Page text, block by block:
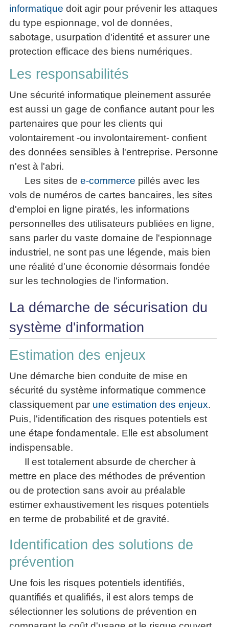
informatique doit agir pour prévenir les attaques
du type espionnage, vol de données,
sabotage, usurpation d'identité et assurer une
protection efficace des biens numériques.
Les responsabilités
Une sécurité informatique pleinement assurée
est aussi un gage de confiance autant pour les
partenaires que pour les clients qui
volontairement -ou involontairement- confient
des données sensibles à l'entreprise. Personne
n'est à l'abri.
Les sites de e-commerce pillés avec les
vols de numéros de cartes bancaires, les sites
d'emploi en ligne piratés, les informations
personnelles des utilisateurs publiées en ligne,
sans parler du vaste domaine de l'espionnage
industriel, ne sont pas une légende, mais bien
une réalité d'une économie désormais fondée
sur les technologies de l'information.
La démarche de sécurisation du
système d'information
Estimation des enjeux
Une démarche bien conduite de mise en
sécurité du système informatique commence
classiquement par une estimation des enjeux.
Puis, l'identification des risques potentiels est
une étape fondamentale. Elle est absolument
indispensable.
Il est totalement absurde de chercher à
mettre en place des méthodes de prévention
ou de protection sans avoir au préalable
estimer exhaustivement les risques potentiels
en terme de probabilité et de gravité.
Identification des solutions de
prévention
Une fois les risques potentiels identifiés,
quantifiés et qualifiés, il est alors temps de
sélectionner les solutions de prévention en